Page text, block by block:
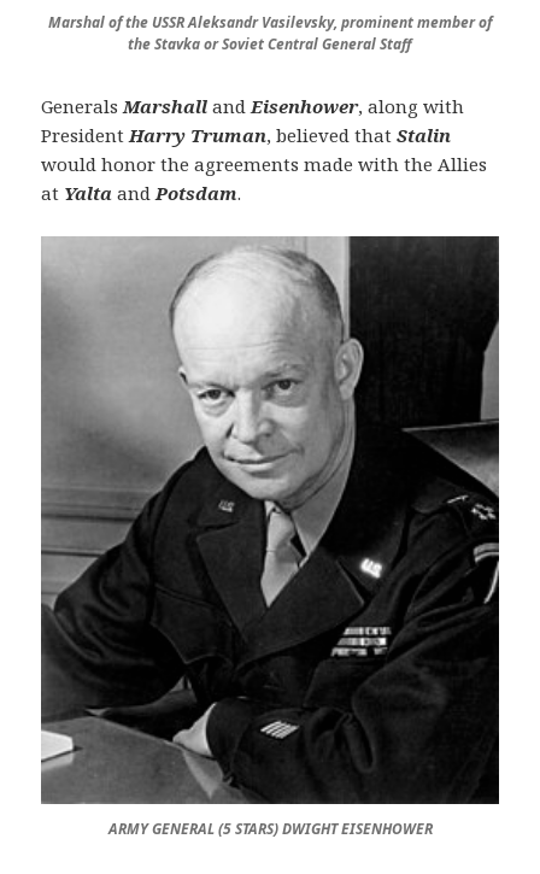
Marshal of the USSR Aleksandr Vasilevsky, prominent member of
the Stavka or Soviet Central General Staff
Generals Marshall and Eisenhower, along with
President Harry Truman, believed thatStalin
would honor the agreements made with the Allies
at Yalta and Potsdam.
ARMY GENERAL (5 STARS) DWIGHT EISENHOWER